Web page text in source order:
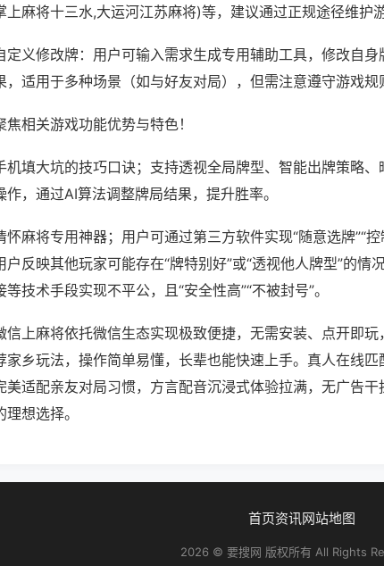
上麻将十三水,大运河江苏麻将)等，建议通过正规途径维护游
定义修改牌：用户可输入需求生成专用辅助工具，修改自
，适用于多种场景（如与好友对局），但需注意遵守游戏规
焦相关游戏功能优势与特色！
机填大坑的技巧口诀；支持透视全局牌型、智能出牌策略
作，通过AI算法调整牌局结果，提升胜率。
怀麻将专用神器；用户可通过第三方软件实现“随意选牌”“
户反映其他玩家可能存在“牌特别好”或“透视他人牌型”的情
等技术手段实现不平公，且“安全性高”“不被封号”。
信上麻将依托微信生态实现极致便捷，无需安装、点开即
家乡玩法，操作简单易懂，长辈也能快速上手。真人在线匹
美适配亲友对局习惯，方言配音沉浸式体验拉满，无广告
理想选择。
首页资讯网站地图
2026 © 要搜网 版权所有 All Rights